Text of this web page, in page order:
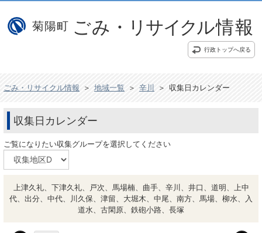
行政トップへ戻る
ごみ・リサイクル情報 ＞ 地域一覧 ＞ 辛川 ＞ 収集日カレンダー
収集日カレンダー
ご覧になりたい収集グループを選択してください
上津久礼、下津久礼、戸次、馬場楠、曲手、辛川、井口、道明、上中
代、出分、中代、川久保、津留、大堀木、中尾、南方、馬場、柳水、入
道水、古閑原、鉄砲小路、長塚